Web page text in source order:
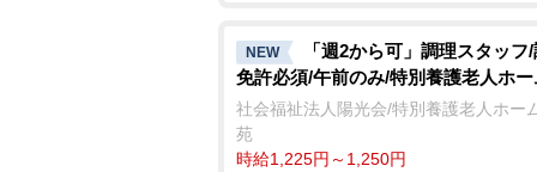
NEW
「週2から可」調理スタッフ
免許必須/午前のみ/特別養護老人ホー
社会福祉法人陽光会/特別養護老人ホー
苑
時給1,225円～1,250円